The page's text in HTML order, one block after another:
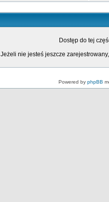
Dostęp do tej
Jeżeli nie jesteś jeszcze
Powered by phpBB